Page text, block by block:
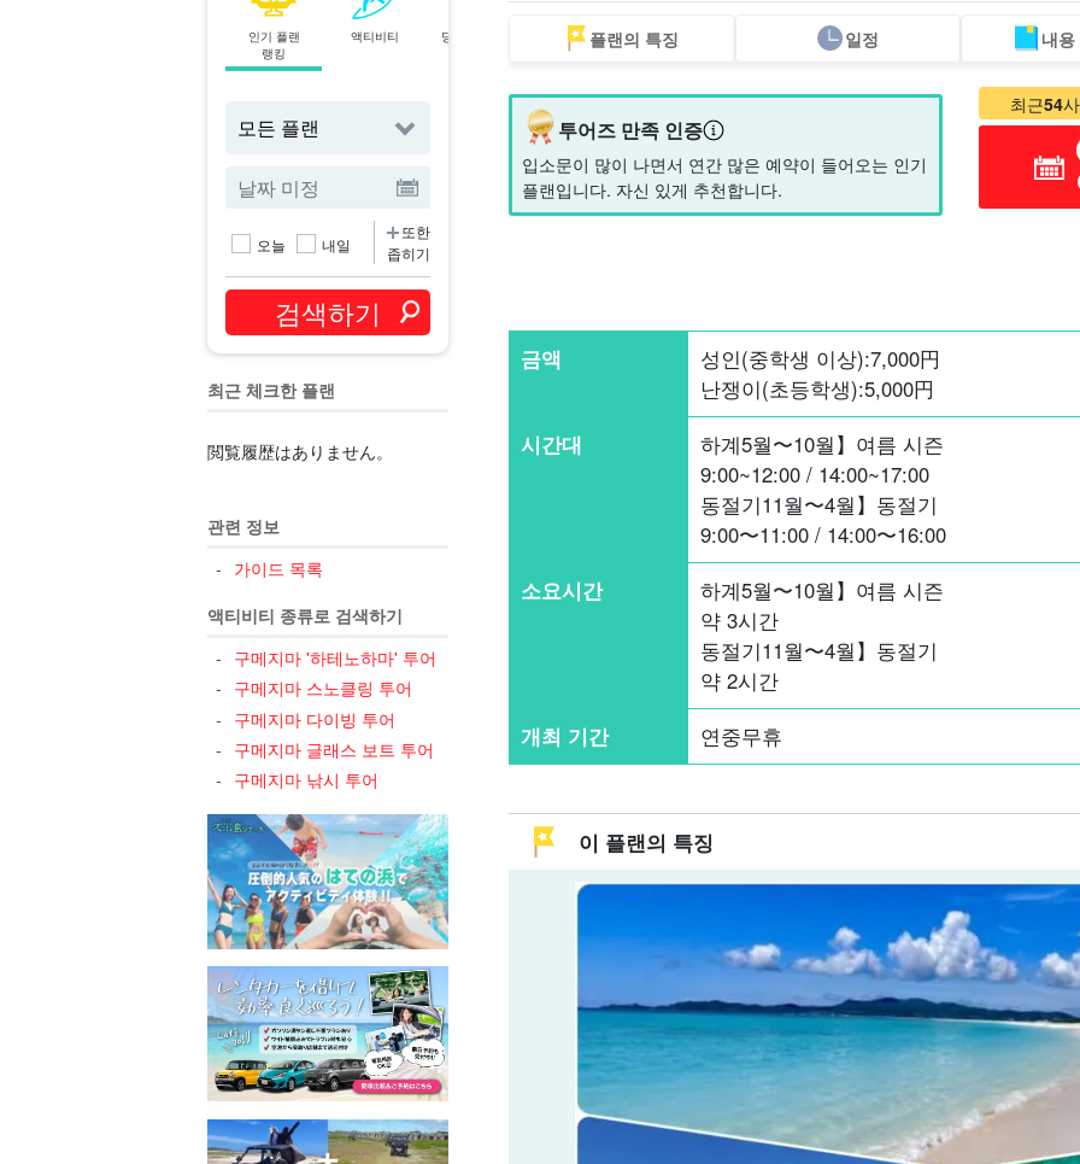
인기 플랜
랭킹
액티비티
당일 예약 OK
하테노하마 투어
렌터카
만차 주의
오쿠무시마 투어
오늘 내일
또한
좁히기
최근 체크한 플랜
閲覧履歴はありません。
관련 정보
가이드 목록
액티비티 종류로 검색하기
구메지마 '하테노하마' 투어
구메지마 스노클링 투어
구메지마 다이빙 투어
구메지마 글래스 보트 투어
구메지마 낚시 투어
플랜의 특징 일정 내
최근54
투어즈 만족 인증
입소문이 많이 나면서 연간 많은 예약이 들어오는 인기
플랜입니다. 자신 있게 추천합니다.
금액 성인(중학생 이상):7,000円
난쟁이(초등학생):5,000円
시간대
하계5월〜10월】여름 시즌
9:00~12:00 / 14:00~17:00
동절기11월〜4월】동절기
9:00〜11:00 / 14:00〜16:00
소요시간
하계5월〜10월】여름 시즌
약 3시간
동절기11월〜4월】동절기
약 2시간
개최 기간
연중무휴
이 플랜의 특징